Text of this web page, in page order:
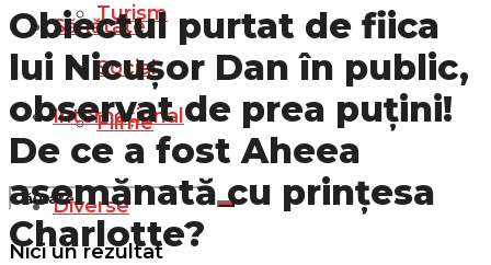
Turism
Social
Filme
Nici un rezultat
Sănătate
Internațional
Diverse
Obiectul purtat de fiica
lui Nicușor Dan în public,
observat de prea puţini!
De ce a fost Aheea
asemănată cu prințesa
Charlotte?